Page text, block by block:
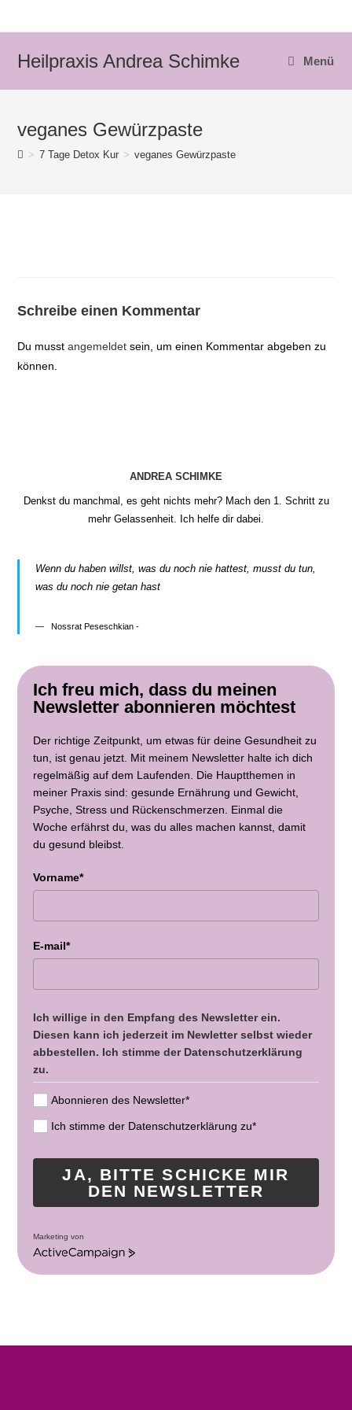
Heilpraxis Andrea Schimke Menü
veganes Gewürzpaste
> 7 Tage Detox Kur > veganes Gewürzpaste
Schreibe einen Kommentar
Du musstangemeldet sein, um einen Kommentar abgeben zu
können.
ANDREA SCHIMKE
Denkst du manchmal, es geht nichts mehr? Mach den 1. Schritt zu
mehr Gelassenheit. Ich helfe dir dabei.
Wenn du haben willst, was du noch nie hattest, musst du tun,
was du noch nie getan hast
Nossrat Peseschkian -
Ich freu mich, dass du meinen
Newsletter abonnieren möchtest
Der richtige Zeitpunkt, um etwas für deine Gesundheit zu
tun, ist genau jetzt. Mit meinem Newsletter halte ich dich
regelmäßig auf dem Laufenden. Die Hauptthemen in
meiner Praxis sind: gesunde Ernährung und Gewicht,
Psyche, Stress und Rückenschmerzen. Einmal die
Woche erfährst du, was du alles machen kannst, damit
du gesund bleibst.
Vorname*
E-mail*
Ich willige in den Empfang des Newsletter ein.
Diesen kann ich jederzeit im Newletter selbst wieder
abbestellen. Ich stimme der Datenschutzerklärung
zu.
Abonnieren des Newsletter*
Ich stimme der Datenschutzerklärung zu*
JA, BITTE SCHICKE MIR
DEN NEWSLETTER
Marketing von
A